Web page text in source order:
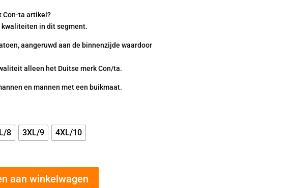
tot
€36.95
Con-ta artikel?
kwaliteiten in dit segment.
aangeruwd aan de binnenzijde waardoor
alleen het Duitse merk Con/ta.
en mannen met een buikmaat.
8 3XL/9 4XL/10
aan winkelwagen